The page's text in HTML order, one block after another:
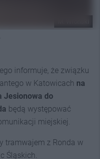
informuje, że związku
w Katowicach na
Jesionowa do
będą występować
miejskiej.
tramwajem z Ronda w
Śląskich.